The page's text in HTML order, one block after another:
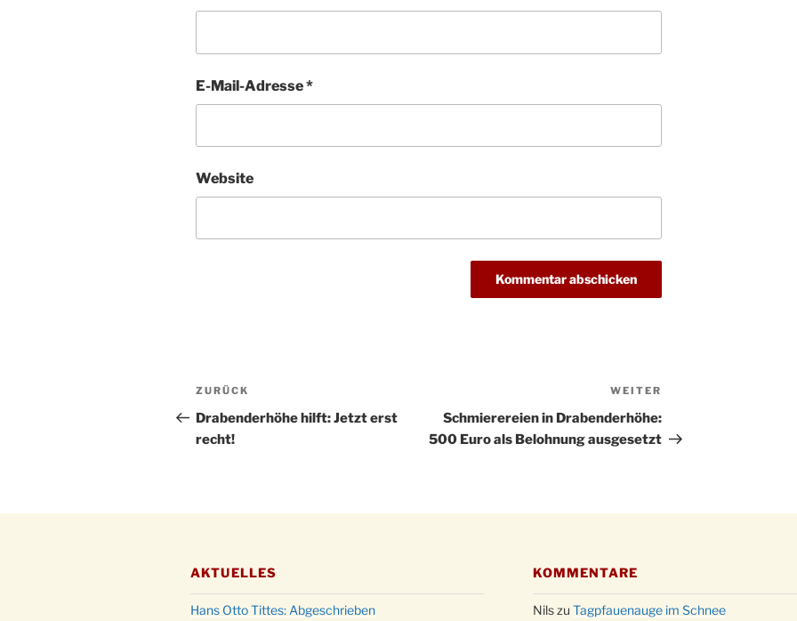
E-Mail-Adresse*
Website
Beitragsnavigation
Vorheriger
Beitrag
ZURÜCK
Drabenderhöhe hilft: Jetzt erst
recht!
Beitrag
WEITER
Schmierereien in Drabenderhöhe:
500 Euro als Belohnung ausgesetzt
AKTUELLES
Hans Otto Tittes: Abgeschrieben
KOMMENTARE
Nilszu Tagpfauenauge im Schnee